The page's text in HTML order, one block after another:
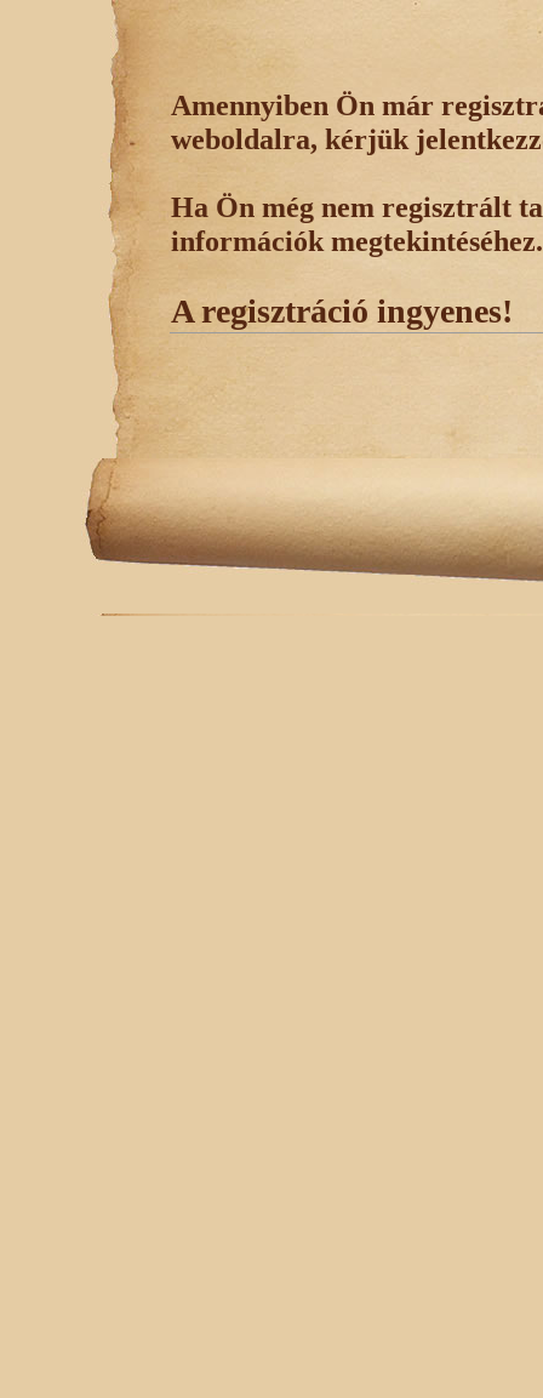
Amennyiben Ön már
weboldalra, kérjük
Ha Ön még nem regisztrált
információk megtekintéséhez.
A regisztráció ingyenes!